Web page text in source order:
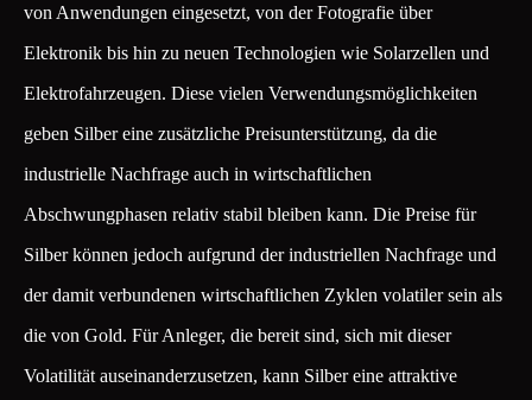
von Anwendungen eingesetzt, von der Fotografie über
Elektronik bis hin zu neuen Technologien wie Solarzellen und
Elektrofahrzeugen. Diese vielen Verwendungsmöglichkeiten
geben Silber eine zusätzliche Preisunterstützung, da die
industrielle Nachfrage auch in wirtschaftlichen
Abschwungphasen relativ stabil bleiben kann. Die Preise für
Silber können jedoch aufgrund der industriellen Nachfrage und
der damit verbundenen wirtschaftlichen Zyklen volatiler sein als
die von Gold. Für Anleger, die bereit sind, sich mit dieser
Volatilität auseinanderzusetzen, kann Silber eine attraktive